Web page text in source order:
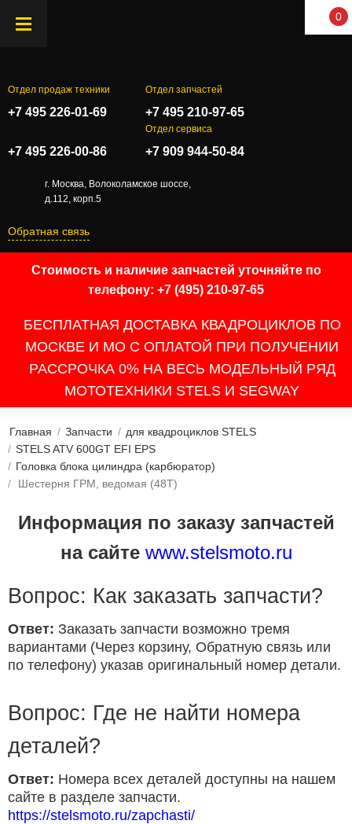
0
Отдел продаж техники
+7 495 226-01-69
Отдел запчастей
+7 495 210-97-65
+7 495 226-00-86
Отдел сервиса
+7 909 944-50-84
г. Москва, Волоколамское шоссе,
д.112, корп.5
Обратная связь
Стоимость и наличие запчастей уточняйте по
телефону: +7 (495) 210-97-65
БЕСПЛАТНАЯ ДОСТАВКА КВАДРОЦИКЛОВ ПО
МОСКВЕ И МО С ОПЛАТОЙ ПРИ ПОЛУЧЕНИИ
РАССРОЧКА 0% НА ВЕСЬ МОДЕЛЬНЫЙ РЯД
МОТОТЕХНИКИ STELS И SEGWAY
Главная / Запчасти / для квадроциклов STELS
/ STELS ATV 600GT EFI EPS
/ Головка блока цилиндра (карбюратор)
/
Шестерня ГРМ, ведомая (48Т)
Информация по заказу запчастей
на сайте www.stelsmoto.ru
Вопрос: Как заказать запчасти?
Ответ: Заказать запчасти возможно тремя
вариантами (Через корзину, Обратную связь или
по телефону) указав оригинальный номер детали.
Вопрос: Где не найти номера
деталей?
Ответ: Номера всех деталей доступны на нашем
сайте в разделе запчасти.
https://stelsmoto.ru/zapchasti/